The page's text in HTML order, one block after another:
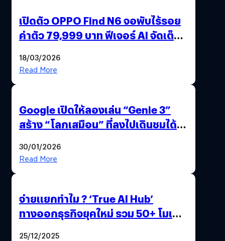
เปิดตัว OPPO Find N6 จอพับไร้รอย
ค่าตัว 79,999 บาท ฟีเจอร์ AI จัดเต็ม
18/03/2026
Read More
Google เปิดให้ลองเล่น “Genie 3”
สร้าง “โลกเสมือน” ที่ลงไปเดินชมได้
30/01/2026
Read More
จ่ายแยกทำไม ? ‘True AI Hub’
ทางออกธุรกิจยุคใหม่ รวม 50+ โมเดล
25/12/2025